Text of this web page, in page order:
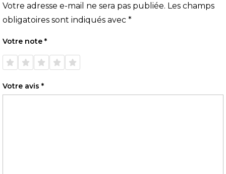
Votre adresse e-mail ne sera pas publiée. Les champs
obligatoires sont indiqués avec *
Votre note *
1 étoile
sur 5
2 étoiles
sur 5
3 étoiles
sur 5
4 étoiles
sur 5
5 étoiles
sur 5
Votre avis *